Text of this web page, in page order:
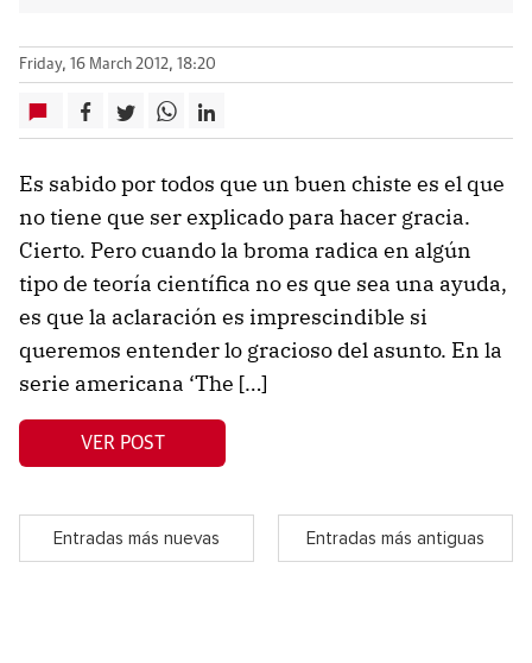
Friday, 16 March 2012, 18:20
Es sabido por todos que un buen chiste es el que
no tiene que ser explicado para hacer gracia.
Cierto. Pero cuando la broma radica en algún
tipo de teoría científica no es que sea una ayuda,
es que la aclaración es imprescindible si
queremos entender lo gracioso del asunto. En la
serie americana ‘The […]
VER POST
Entradas más nuevas Entradas más antiguas